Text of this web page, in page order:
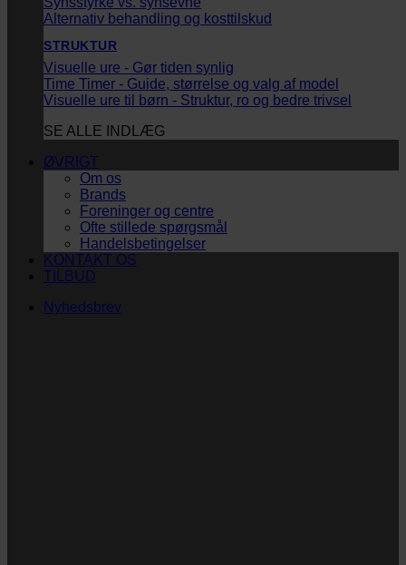
Alternativ behandling og kosttilskud
STRUKTUR
Visuelle ure - Gør tiden synlig
Time Timer - Guide, størrelse og valg af model
Visuelle ure til børn - Struktur, ro og bedre trivsel
SE ALLE INDLÆG
ØVRIGT
Om os
Brands
Foreninger og centre
Ofte stillede spørgsmål
Handelsbetingelser
KONTAKT OS
TILBUD
Nyhedsbrev